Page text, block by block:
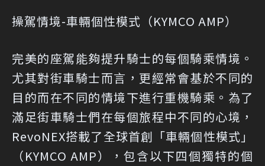
操駕情境-車輛個性模式（KYMCO AMP）
完美的座駕能夠提升騎士的每個騎乘情境。
尤其對街車騎士而言，更經常會基於不同的
目的而在不同的情境下進行重機騎乘。為了
滿足街車騎士們在每個旅程中不同的心境，
RevoNEX搭載了全球首創「車輛個性模式」
（KYMCO AMP），包含以下四個獨特的個